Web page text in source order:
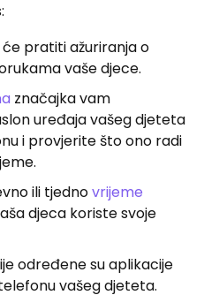
pratiti ažuriranja o
vaše djece.
značajka vam
uređaja vašeg djeteta
i provjerite što ono radi
ili tjednovrijeme
djeca koriste svoje
određene su aplikacije
vašeg djeteta.